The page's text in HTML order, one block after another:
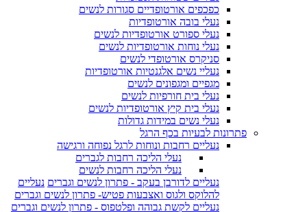
כפכפים אורטופדיים סגורות לנשים
נעלי בובה אורטופדיות
נעלי ספורט אורטופדיות לנשים
נעלי נוחות אורטופדיות לנשים
סניקרס אורטופדי לנשים
נעליי נשים אלגנטיות אורטופדיות
מגפיים ומגפונים לנשים
נעלי בית חורפיות לנשים
נעלי בית קיץ אורטופדיות לנשים
נעלי נשים במידות גדולות
פתרונות לבעיות בכף הרגל
נעליים רחבות ונוחות לרגל נפוחה ורגישה
נעלי הליכה רחבות לגברים
נעלי הליכה רחבות לנשים
נעליים לדורבן בעקב - פתרון לנשים וגברים נעליים
להלוקס ולגוס ואצבעות פטיש- פתרון לנשים וגברים
נעליים לקשת גבוהה ופלטפוס - פתרון לנשים וגברים